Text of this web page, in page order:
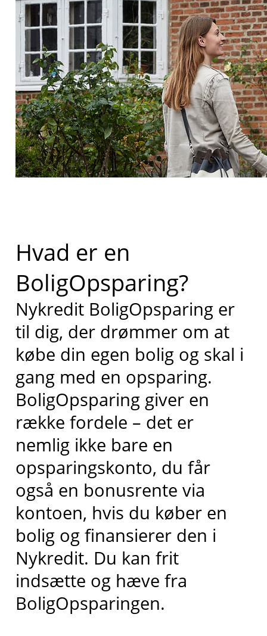
Hvad er en
BoligOpsparing?
Nykredit BoligOpsparing er
til dig, der drømmer om at
købe din egen bolig og skal i
gang med en opsparing.
BoligOpsparing giver en
række fordele – det er
nemlig ikke bare en
opsparingskonto, du får
også en bonusrente via
kontoen, hvis du køber en
bolig og finansierer den i
Nykredit. Du kan frit
indsætte og hæve fra
BoligOpsparingen.